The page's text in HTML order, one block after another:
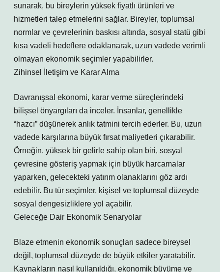
sunarak, bu bireylerin yüksek fiyatlı ürünleri ve
hizmetleri talep etmelerini sağlar. Bireyler, toplumsal
normlar ve çevrelerinin baskısı altında, sosyal statü gibi
kısa vadeli hedeflere odaklanarak, uzun vadede verimli
olmayan ekonomik seçimler yapabilirler.
Zihinsel İletişim ve Karar Alma
Davranışsal ekonomi, karar verme süreçlerindeki
bilişsel önyargıları da inceler. İnsanlar, genellikle
“hazcı” düşünerek anlık tatmini tercih ederler. Bu, uzun
vadede karşılarına büyük fırsat maliyetleri çıkarabilir.
Örneğin, yüksek bir gelirle sahip olan biri, sosyal
çevresine gösteriş yapmak için büyük harcamalar
yaparken, gelecekteki yatırım olanaklarını göz ardı
edebilir. Bu tür seçimler, kişisel ve toplumsal düzeyde
sosyal dengesizliklere yol açabilir.
Geleceğe Dair Ekonomik Senaryolar
Blaze etmenin ekonomik sonuçları sadece bireysel
değil, toplumsal düzeyde de büyük etkiler yaratabilir.
Kaynakların nasıl kullanıldığı, ekonomik büyüme ve